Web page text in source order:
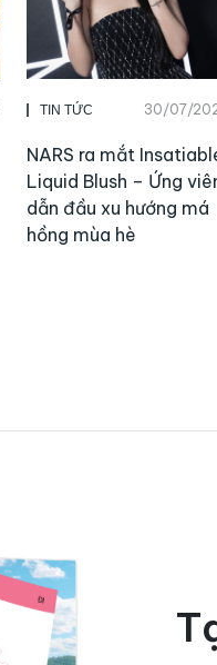
TIN TỨC 30/07/
NARS ra mắt
Liquid Blush – Ứng
dẫn đầu xu hướng má
hồng mùa hè